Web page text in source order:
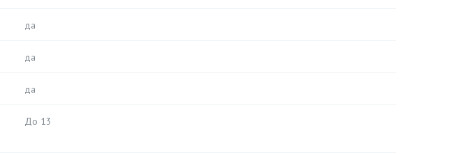
да
да
да
До 13